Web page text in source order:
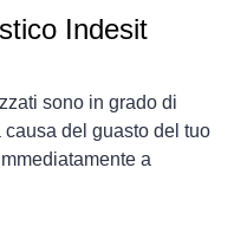
Indesit
sono in grado di
del guasto del tuo
a